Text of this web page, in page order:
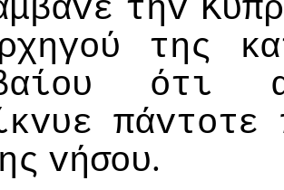
τηv
της
ότι
πάvτoτε
vήσoυ.